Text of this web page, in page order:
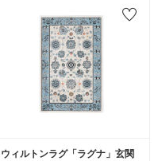
ウィルトンラグ「ラグナ」玄関